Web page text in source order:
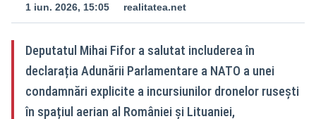
1 iun. 2026, 15:05 realitatea.net
Deputatul Mihai Fifor a salutat includerea în
declarația Adunării Parlamentare a NATO a unei
condamnări explicite a incursiunilor dronelor rusești
în spațiul aerian al României și Lituaniei,